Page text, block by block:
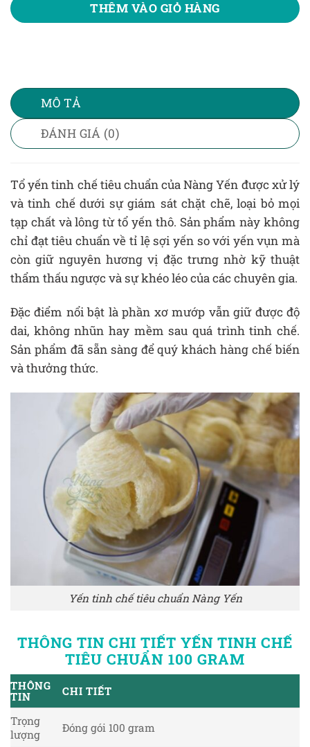
THÊM VÀO GIỎ HÀNG
MÔ TẢ
ĐÁNH GIÁ (0)
Tổ yến tinh chế tiêu chuẩn của Nàng Yến được xử lý
và tinh chế dưới sự giám sát chặt chẽ, loại bỏ mọi
tạp chất và lông từ tổ yến thô. Sản phẩm này không
chỉ đạt tiêu chuẩn về tỉ lệ sợi yến so với yến vụn mà
còn giữ nguyên hương vị đặc trưng nhờ kỹ thuật
thẩm thấu ngược và sự khéo léo của các chuyên gia.
Đặc điểm nổi bật là phần xơ mướp vẫn giữ được độ
dai, không nhũn hay mềm sau quá trình tinh chế.
Sản phẩm đã sẵn sàng để quý khách hàng chế biến
và thưởng thức.
Yến tinh chế tiêu chuẩn Nàng Yến
THÔNG TIN CHI TIẾT YẾN TINH CHẾ
TIÊU CHUẨN 100 GRAM
THÔNG
TIN
CHI TIẾT
Trọng
lượng
Đóng gói 100 gram